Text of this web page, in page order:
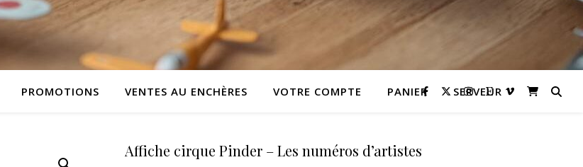
PROMOTIONS VENTES AU ENCHÈRES VOTRE COMPTE PANIER SERVEUR
Affiche cirque Pinder – Les numéros d’artistes